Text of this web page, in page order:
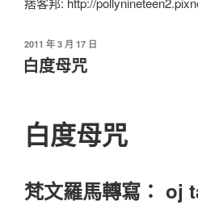
2011 年 3 月 17 日
白度母咒
白度母咒
梵文羅馬轉寫： oj